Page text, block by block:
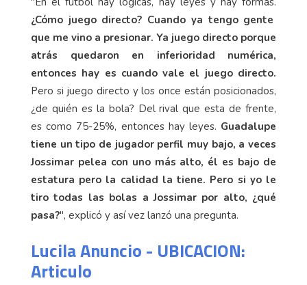
¿Cómo juego directo? Cuando ya tengo gente
que me vino a presionar. Ya juego directo porque
atrás quedaron en inferioridad numérica,
entonces hay es cuando vale el juego directo.
Pero si juego directo y los once están posicionados,
¿de quién es la bola? Del rival que esta de frente,
es como 75-25%, entonces hay leyes. Guadalupe
tiene un tipo de jugador perfil muy bajo, a veces
Jossimar pelea con uno más alto, él es bajo de
estatura pero la calidad la tiene. Pero si yo le
tiro todas las bolas a Jossimar por alto, ¿qué
pasa?", explicó y así vez lanzó una pregunta.
Lucila Anuncio - UBICACION:
Articulo